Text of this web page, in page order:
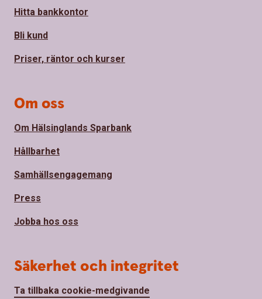
Hitta bankkontor
Bli kund
Priser, räntor och kurser
Om oss
Om Hälsinglands Sparbank
Hållbarhet
Samhällsengagemang
Press
Jobba hos oss
Säkerhet och integritet
Ta tillbaka cookie-medgivande